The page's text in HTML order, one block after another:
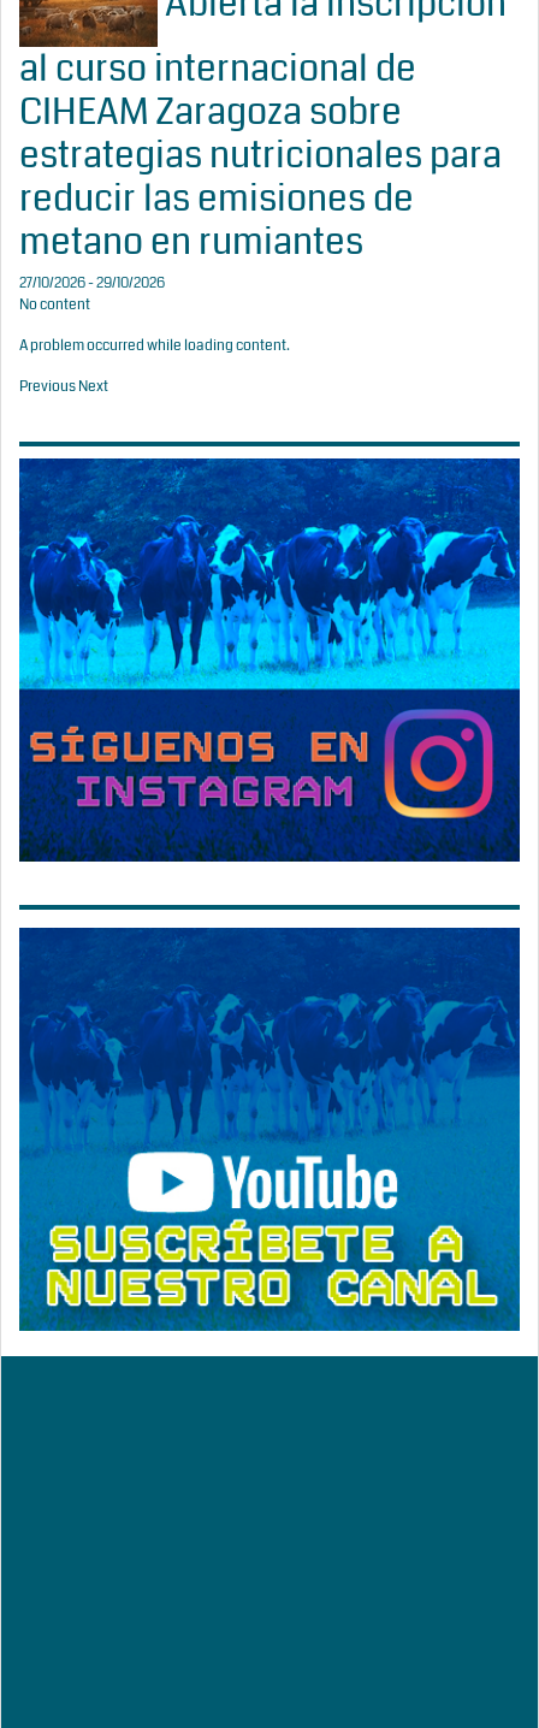
al curso internacional de
CIHEAM Zaragoza sobre
estrategias nutricionales para
reducir las emisiones de
metano en rumiantes
27/10/2026 - 29/10/2026
No content
A problem occurred while loading content.
PreviousNext